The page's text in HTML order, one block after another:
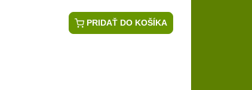
PRIDAŤ DO KOŠÍKA